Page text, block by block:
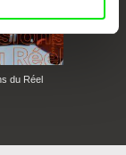
du Réel